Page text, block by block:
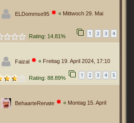
ELDommse95 « Mittwoch 29. Mai
1 2 3 4
Rating: 14.81%
Faizal « Freitag 19. April 2024, 17:10
1 2 3 4 5
Rating: 88.89%
BehaarteRenate « Montag 15. April